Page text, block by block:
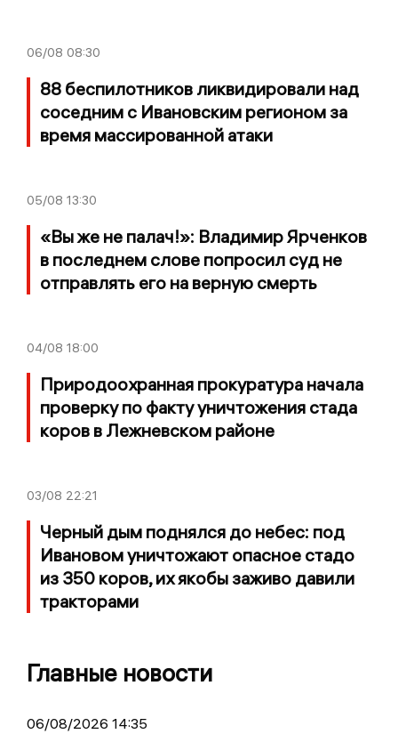
06/08 08:30
88 беспилотников ликвидировали над
соседним с Ивановским регионом за
время массированной атаки
05/08 13:30
«Вы же не палач!»: Владимир Ярченков
в последнем слове попросил суд не
отправлять его на верную смерть
04/08 18:00
Природоохранная прокуратура начала
проверку по факту уничтожения стада
коров в Лежневском районе
03/08 22:21
Черный дым поднялся до небес: под
Ивановом уничтожают опасное стадо
из 350 коров, их якобы заживо давили
тракторами
Главные новости
06/08/2026 14:35